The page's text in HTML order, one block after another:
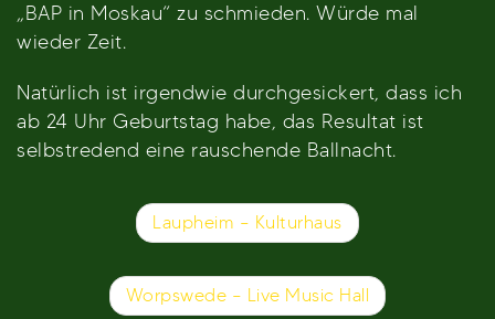
„BAP in Moskau“ zu schmieden. Würde mal
wieder Zeit.
Natürlich ist irgendwie durchgesickert, dass ich
ab 24 Uhr Geburtstag habe, das Resultat ist
selbstredend eine rauschende Ballnacht.
Beitragsnavigation
Laupheim – Kulturhaus
Worpswede – Live Music Hall